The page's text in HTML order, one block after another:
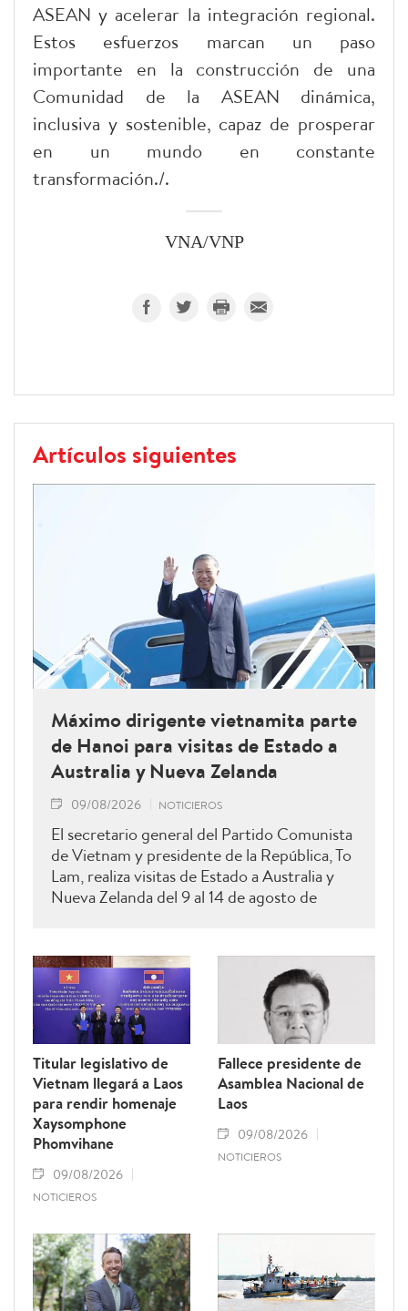
ASEAN y acelerar la integración regional.
Estos esfuerzos marcan un paso
importante en la construcción de una
Comunidad de la ASEAN dinámica,
inclusiva y sostenible, capaz de prosperar
en un mundo en constante
transformación./.
VNA/VNP
Artículos siguientes
Máximo dirigente vietnamita parte
de Hanoi para visitas de Estado a
Australia y Nueva Zelanda
09/08/2026 NOTICIEROS
El secretario general del Partido Comunista
de Vietnam y presidente de la República, To
Lam, realiza visitas de Estado a Australia y
Nueva Zelanda del 9 al 14 de agosto de
Titular legislativo de
Vietnam llegará a Laos
para rendir homenaje
Xaysomphone
Phomvihane
09/08/2026
NOTICIEROS
Fallece presidente de
Asamblea Nacional de
Laos
09/08/2026
NOTICIEROS